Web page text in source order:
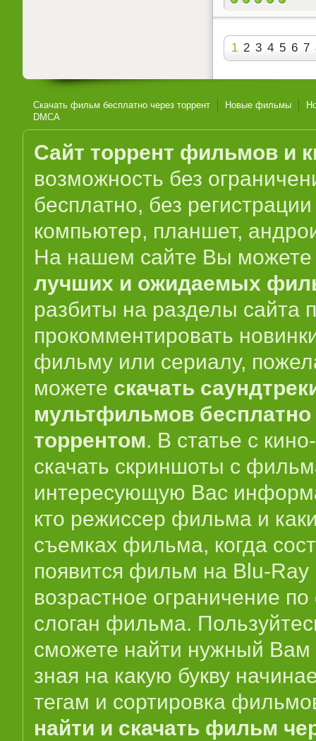
1 2 3 4 5 6 7
Скачать фильм бесплатно через торрент Новые фильмы
DMCA
Сайт торрент фильмов и
возможность без
бесплатно, без
компьютер, планшет,
На нашем сайте Вы можете
лучших и ожидаемых
разбиты на разделы
прокомментировать
фильму или сериалу,
можете скачать
мультфильмов
торрентом. В статье с
скачать скриншоты с
интересующую Вас
кто режиссер фильма и
съемках фильма, когда
появится фильм на Blu-Ray
возрастное ограничение
слоган фильма.
сможете найти нужный Вам
зная на какую букву
тегам и сортировка
найти и скачать фильм